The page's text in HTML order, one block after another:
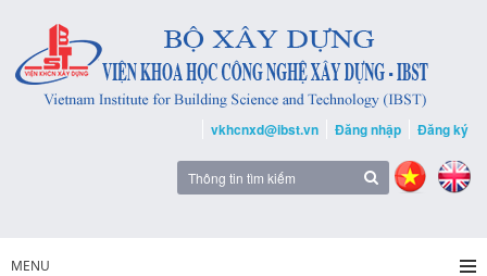
vkhcnxd@ibst.vn Đăng nhập Đăng ký
MENU